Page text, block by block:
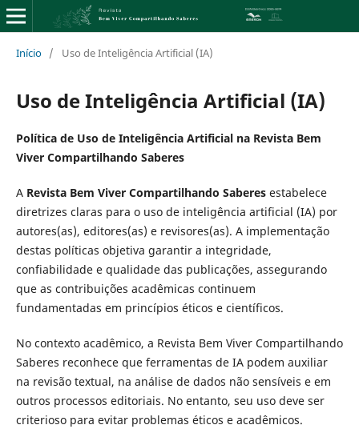
Início / Uso de Inteligência Artificial (IA)
Uso de Inteligência Artificial (IA)
Política de Uso de Inteligência Artificial na Revista Bem
Viver Compartilhando Saberes
A Revista Bem Viver Compartilhando Saberesestabelece
diretrizes claras para o uso de inteligência artificial (IA) por
autores(as), editores(as) e revisores(as). A implementação
destas políticas objetiva garantir a integridade,
confiabilidade e qualidade das publicações, assegurando
que as contribuições acadêmicas continuem
fundamentadas em princípios éticos e científicos.
No contexto acadêmico, a Revista Bem Viver Compartilhando
Saberes reconhece que ferramentas de IA podem auxiliar
na revisão textual, na análise de dados não sensíveis e em
outros processos editoriais. No entanto, seu uso deve ser
criterioso para evitar problemas éticos e acadêmicos.